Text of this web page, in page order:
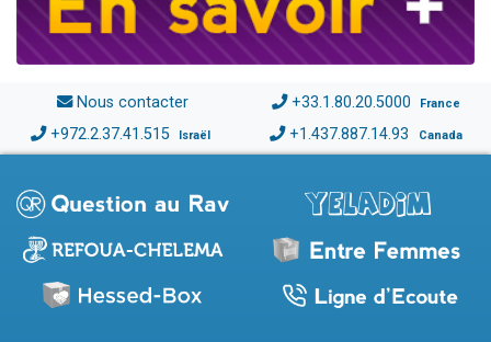
Nous contacter +33.1.80.20.5000 France
+972.2.37.41.515 Israël +1.437.887.14.93 Canada